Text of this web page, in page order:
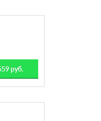
руб.